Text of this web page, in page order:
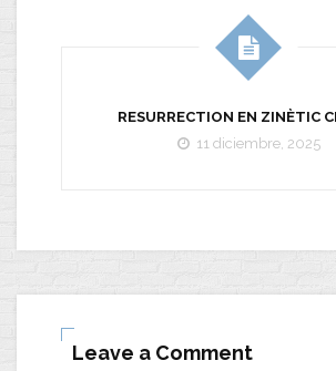
RESURRECTION EN ZINÈTIC
11 diciembre, 2025
Leave a Comment